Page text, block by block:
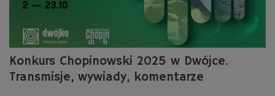
Konkurs Chopinowski 2025 w Dwójce.
Transmisje, wywiady, komentarze